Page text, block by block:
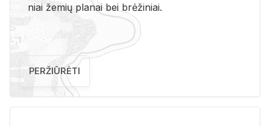
niai že­mių pla­nai bei brė­ži­niai.
PERŽIŪRĖTI